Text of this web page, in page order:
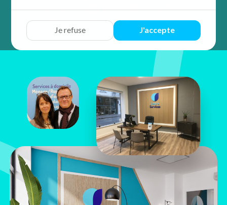
Je refuse J'accepte
Devis Discuter Y aller Appeler
Nathalie &
Christophe
Glaize
22 bis avenue Maginot
37100 Tours